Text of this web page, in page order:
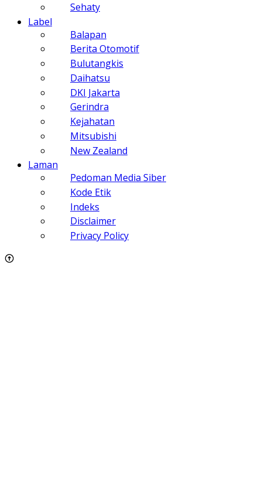
Sehaty
Label
Balapan
Berita Otomotif
Bulutangkis
Daihatsu
DKI Jakarta
Gerindra
Kejahatan
Mitsubishi
New Zealand
Laman
Pedoman Media Siber
Kode Etik
Indeks
Disclaimer
Privacy Policy